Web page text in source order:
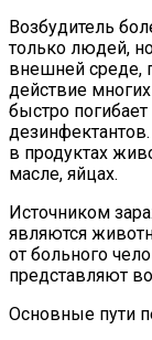
Возбудитель
только людей,
внешней среде,
действие
быстро
в продуктах
масле, яйцах.
Источником
являются
от больного
представляют
Основные пути